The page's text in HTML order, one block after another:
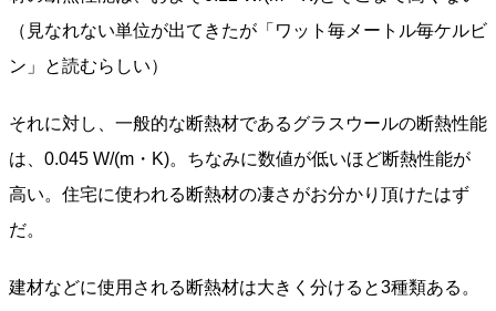
（見なれない単位が出てきたが「ワット毎メートル毎ケルビ
ン」と読むらしい）
それに対し、一般的な断熱材であるグラスウールの断熱性能
は、0.045 W/(m・K)。ちなみに数値が低いほど断熱性能が
高い。住宅に使われる断熱材の凄さがお分かり頂けたはず
だ。
建材などに使用される断熱材は大きく分けると3種類ある。